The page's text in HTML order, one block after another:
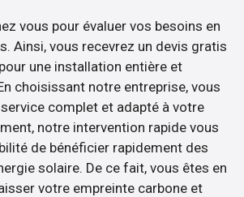
vous pour évaluer vos besoins en
Ainsi, vous recevrez un devis gratis
une installation entière et
choisissant notre entreprise, vous
complet et adapté à votre
notre intervention rapide vous
de bénéficier rapidement des
solaire. De ce fait, vous êtes en
votre empreinte carbone et